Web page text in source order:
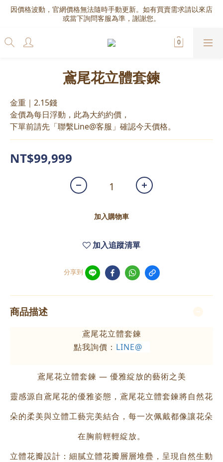
因價格波動，官網價格無法隨時手動更新。如有買賣需求請以來店
或當下詢問客服為準，謝謝您。
鳶尾花立體套鍊
金重｜2.15錢
金價為每日浮動，此為大約約價，
下單前請先「聯繫Line@客服」確認今天價格。
NT$99,999
加入購物車
加入追蹤清單
分享到
商品描述
鳶尾花立體套鍊
點我詢價： LINE@
鳶尾花立體套鍊 — 優雅綻放的藝術之美
靈感源自鳶尾花的優雅姿態，鳶尾花立體套鍊將自然花
朵的柔美與立體工藝完美結合，每一次佩戴都像讓花朵
在胸前輕輕綻放。
立體花瓣設計：細膩立體花瓣層層堆疊，呈現自然生動